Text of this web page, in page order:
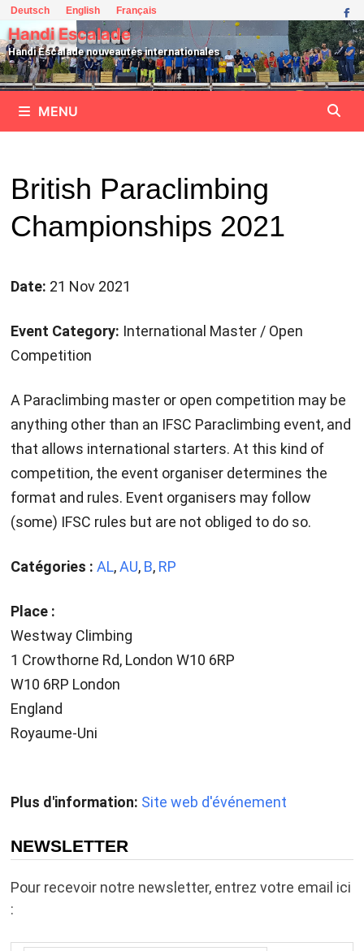
Passer
au
contenu
Deutsch English Français
Handi Escalade
Handi Escalade nouveautés internationales
MENU
British Paraclimbing
Championships 2021
Date: 21 Nov 2021
Event Category: International Master / Open
Competition
A Paraclimbing master or open competition may be
anything other than an IFSC Paraclimbing event, and
that allows international starters. At this kind of
competition, the event organiser determines the
format and rules. Event organisers may follow
(some) IFSC rules but are not obliged to do so.
Catégories : AL,AU, B, RP
Place :
Westway Climbing
1 Crowthorne Rd, London W10 6RP
W10 6RP London
England
Royaume-Uni
Plus d'information: Site web d'événement
NEWSLETTER
Pour recevoir notre newsletter, entrez votre email ici
: